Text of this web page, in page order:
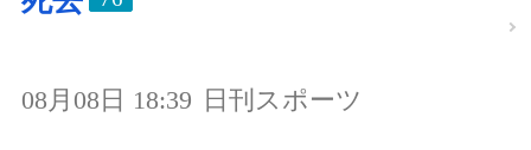
08月08日 18:39 日刊スポーツ